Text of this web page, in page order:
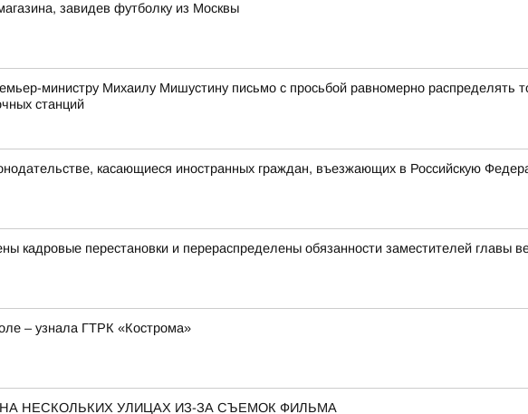
завидев футболку из Москвы
министру Михаилу Мишустину письмо с просьбой равномерно
станций
касающиеся иностранных граждан, въезжающих в Российскую
кадровые перестановки и перераспределены обязанности заместителей главы
– узнала ГТРК «Кострома»
НЕСКОЛЬКИХ УЛИЦАХ ИЗ-ЗА СЪЕМОК ФИЛЬМА